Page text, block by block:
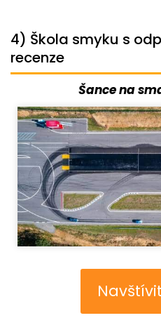
4) Škola smyku s
recenze
Šance na